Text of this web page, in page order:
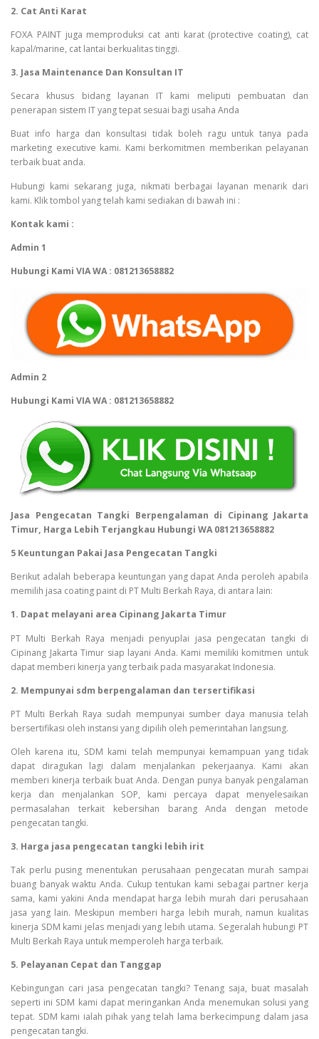
2. Cat Anti Karat
FOXA PAINT juga memproduksi cat anti karat (protective coating), cat
kapal/marine, cat lantai berkualitas tinggi.
3. Jasa Maintenance Dan Konsultan IT
Secara khusus bidang layanan IT kami meliputi pembuatan dan
penerapan sistem IT yang tepat sesuai bagi usaha Anda
Buat info harga dan konsultasi tidak boleh ragu untuk tanya pada
marketing executive kami. Kami berkomitmen memberikan pelayanan
terbaik buat anda.
Hubungi kami sekarang juga, nikmati berbagai layanan menarik dari
kami. Klik tombol yang telah kami sediakan di bawah ini :
Kontak kami :
Admin 1
Hubungi Kami VIA WA : 081213658882
Admin 2
Hubungi Kami VIA WA : 081213658882
Jasa Pengecatan Tangki Berpengalaman di Cipinang Jakarta
Timur, Harga Lebih Terjangkau Hubungi WA 081213658882
5 Keuntungan Pakai Jasa Pengecatan Tangki
Berikut adalah beberapa keuntungan yang dapat Anda peroleh apabila
memilih jasa coating paint di PT Multi Berkah Raya, di antara lain:
1. Dapat melayani area Cipinang Jakarta Timur
PT Multi Berkah Raya menjadi penyuplai jasa pengecatan tangki di
Cipinang Jakarta Timur siap layani Anda. Kami memiliki komitmen untuk
dapat memberi kinerja yang terbaik pada masyarakat Indonesia.
2. Mempunyai sdm berpengalaman dan tersertifikasi
PT Multi Berkah Raya sudah mempunyai sumber daya manusia telah
bersertifikasi oleh instansi yang dipilih oleh pemerintahan langsung.
Oleh karena itu, SDM kami telah mempunyai kemampuan yang tidak
dapat diragukan lagi dalam menjalankan pekerjaanya. Kami akan
memberi kinerja terbaik buat Anda. Dengan punya banyak pengalaman
kerja dan menjalankan SOP, kami percaya dapat menyelesaikan
permasalahan terkait kebersihan barang Anda dengan metode
pengecatan tangki.
3. Harga jasa pengecatan tangki lebih irit
Tak perlu pusing menentukan perusahaan pengecatan murah sampai
buang banyak waktu Anda. Cukup tentukan kami sebagai partner kerja
sama, kami yakini Anda mendapat harga lebih murah dari perusahaan
jasa yang lain. Meskipun memberi harga lebih murah, namun kualitas
kinerja SDM kami jelas menjadi yang lebih utama. Segeralah hubungi PT
Multi Berkah Raya untuk memperoleh harga terbaik.
5. Pelayanan Cepat dan Tanggap
Kebingungan cari jasa pengecatan tangki? Tenang saja, buat masalah
seperti ini SDM kami dapat meringankan Anda menemukan solusi yang
tepat. SDM kami ialah pihak yang telah lama berkecimpung dalam jasa
pengecatan tangki.